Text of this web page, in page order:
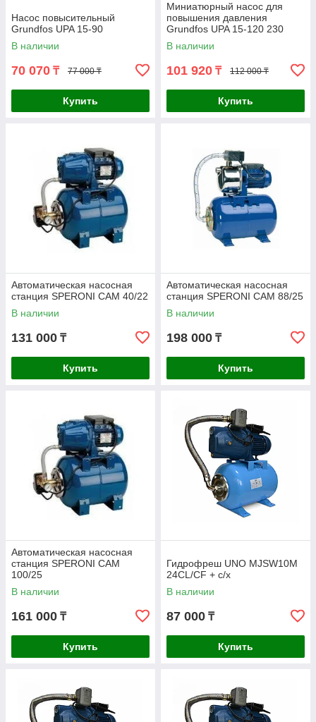
Насос повысительный
Grundfos UPA 15-90
В наличии
70 070 ₸ 77 000 ₸
Купить
Миниатюрный насос для
повышения давления
Grundfos UPA 15-120 230
В наличии
101 920 ₸ 112 000 ₸
Купить
Автоматическая насосная
станция SPERONI CAM 40/22
В наличии
131 000 ₸
Купить
Автоматическая насосная
станция SPERONI CAM 88/25
В наличии
198 000 ₸
Купить
Автоматическая насосная
станция SPERONI CAM
100/25
В наличии
161 000 ₸
Купить
Гидрофреш UNO MJSW10M
24CL/CF + с/х
В наличии
87 000 ₸
Купить